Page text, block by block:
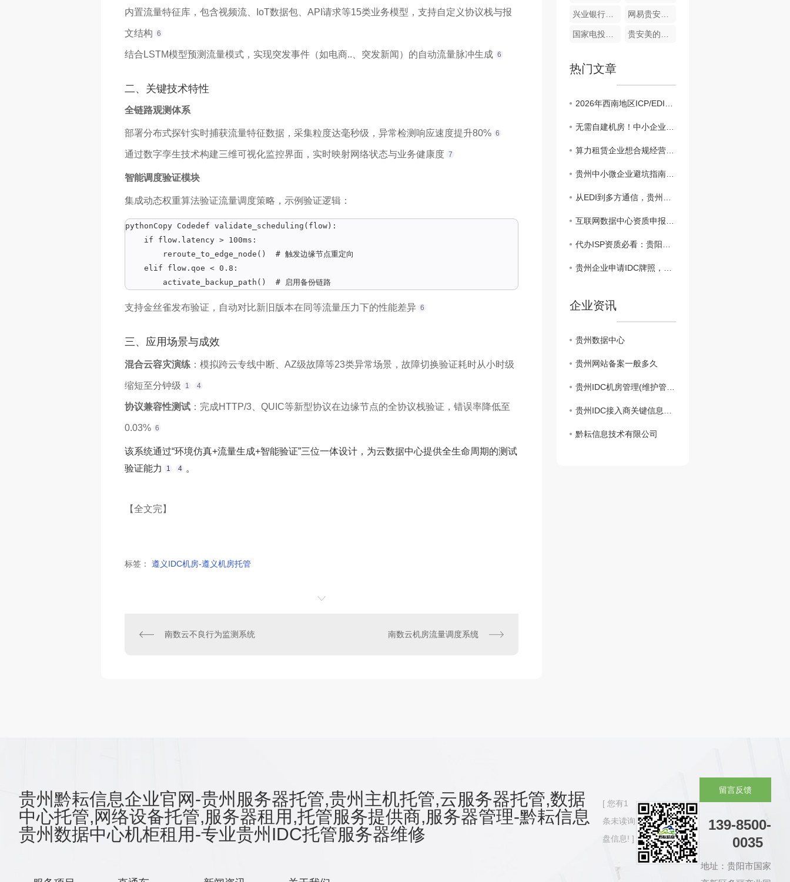
内置流量特征库，包含视频流、IoT数据包、API请求等15类业务模型，支持自定义协议栈与报
文结构 6
结合LSTM模型预测流量模式，实现突发事件（如电商..、突发新闻）的自动流量脉冲生成 6
二、关键技术特性
全链路观测体系
部署分布式探针实时捕获流量特征数据，采集粒度达毫秒级，异常检测响应速度提升80% 6
通过数字孪生技术构建三维可视化监控界面，实时映射网络状态与业务健康度 7
智能调度验证模块
集成动态权重算法验证流量调度策略，示例验证逻辑：
pythonCopy Codedef validate_scheduling(flow):
if flow.latency > 100ms:
reroute_to_edge_node()  # 触发边缘节点重定向
elif flow.qoe < 0.8:
activate_backup_path()  # 启用备份链路
支持金丝雀发布验证，自动对比新旧版本在同等流量压力下的性能差异 6
三、应用场景与成效
混合云容灾演练 ‌：模拟跨云专线中断、AZ级故障等23类异常场景，故障切换验证耗时从小时级
缩短至分钟级 1 4
协议兼容性测试 ‌：完成HTTP/3、QUIC等新型协议在边缘节点的全协议栈验证，错误率降低至
0.03% 6
该系统通过“环境仿真+流量生成+智能验证”三位一体设计，为云数据中心提供全生命周期的测试
验证能力
1 4 。
【全文完】
标签： 遵义IDC机房-遵义机房托管
南数云不良行为监测系统 南数云机房流量调度系统
兴业银行贵安数据中心 网易贵安数据中心
国家电投集团贵安数据中心 贵安美的数据中心
热门文章
2026年西南地区ICP/EDI许可证代办全流程：材料撰写、系统填报、复审跟进一条龙
无需自建机房！中小企业快速获取IDC资质的“场地租赁+带宽租赁”打包策略
算力租赁企业想合规经营？从硬件采购到IDC资质拿证的完整闭环方案
贵州中小微企业避坑指南：自助SaaS建站与定制开发，哪个转化率更高
从EDI到多方通信，贵州互联网企业如何..匹配自己的增值电信许可证品类？
互联网数据中心资质申报失败？多半是硬件防火墙部署方案没写对
代办ISP资质必看：贵阳地区UPS供电证明及场地备案材料填写避坑指南
贵州企业申请IDC牌照，机房租赁合同与带宽协议如何准备才过审？
企业资讯
贵州数据中心
贵州网站备案一般多久
贵州IDC机房管理(维护管理方法)
贵州IDC接入商关键信息汇总
黔耘信息技术有限公司
贵州黔耘信息企业官网-贵州服务器托管,贵州主机托管,云服务器托管,数据
中心托管,网络设备托管,服务器租用,托管服务提供商,服务器管理-黔耘信息
贵州数据中心机柜租用-专业贵州IDC托管服务器维修
您有1
条未读询
盘信息!
留言反馈
139-8500-
0035
地址：贵阳市国家